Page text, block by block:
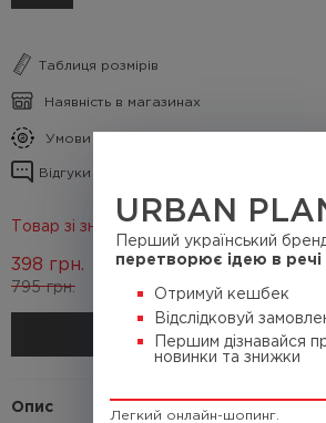
URBAN
Перший український
перетворює ідею в речі
Отримуй кешбек
Відслідковуй
Першим дізнавайся
новинки та знижки
Легкий онлайн-шопинг.
Таблиця розмірів
Наявність в магазинах
Умови кешбеку
Відгуки про товар
Товар зі знижкою 50%
795 грн.
398 грн.
(Кешбек 39.8 грн.)
КУПИТИ
Опис